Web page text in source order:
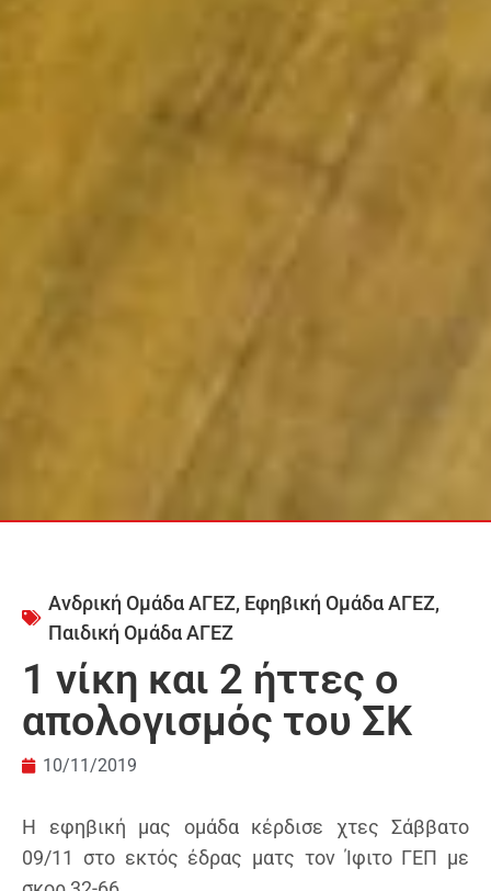
Ανδρική Ομάδα ΑΓΕΖ, Εφηβική Ομάδα ΑΓΕΖ,
Παιδική Ομάδα ΑΓΕΖ
1 νίκη και 2 ήττες ο
απολογισμός του ΣΚ
10/11/2019
Η εφηβική μας ομάδα κέρδισε χτες Σάββατο
09/11 στο εκτός έδρας ματς τον Ίφιτο ΓΕΠ με